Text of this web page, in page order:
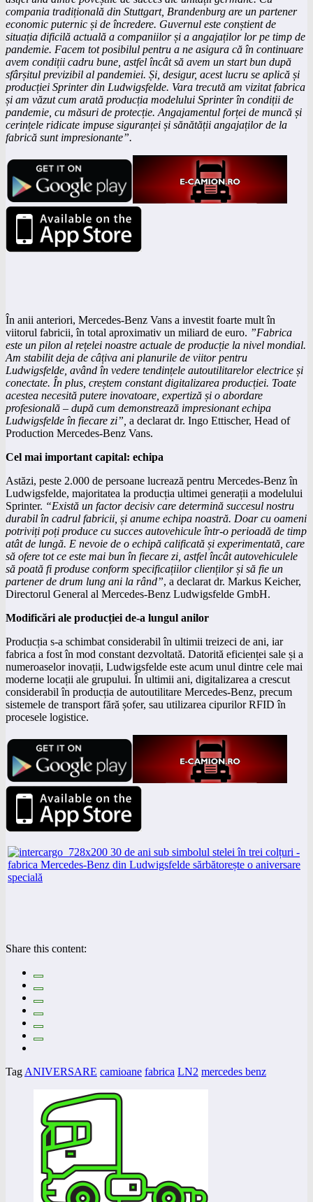
compania tradițională din Stuttgart, Brandenburg are un partener
economic puternic și de încredere. Guvernul este conștient de
situația dificilă actuală a companiilor și a angajaților lor pe timp de
pandemie. Facem tot posibilul pentru a ne asigura că în continuare
avem condiții cadru bune, astfel încât să avem un start bun după
sfârșitul previzibil al pandemiei. Și, desigur, acest lucru se aplică și
producției Sprinter din Ludwigsfelde. Vara trecută am vizitat fabrica
și am văzut cum arată producția modelului Sprinter în condiții de
pandemie, cu măsuri de protecție. Angajamentul forței de muncă și
cerințele ridicate impuse siguranței și sănătății angajaților de la
fabrică sunt impresionante”.
În anii anteriori, Mercedes-Benz Vans a investit foarte mult în
viitorul fabricii, în total aproximativ un miliard de euro. ”Fabrica
este un pilon al rețelei noastre actuale de producție la nivel mondial.
Am stabilit deja de câțiva ani planurile de viitor pentru
Ludwigsfelde, având în vedere tendințele autoutilitarelor electrice și
conectate. În plus, creștem constant digitalizarea producției. Toate
acestea necesită putere inovatoare, expertiză și o abordare
profesională – după cum demonstrează impresionant echipa
Ludwigsfelde în fiecare zi”, a declarat dr. Ingo Ettischer, Head of
Production Mercedes-Benz Vans.
Cel mai important capital: echipa
Astăzi, peste 2.000 de persoane lucrează pentru Mercedes-Benz în
Ludwigsfelde, majoritatea la producția ultimei generații a modelului
Sprinter. “Există un factor decisiv care determină succesul nostru
durabil în cadrul fabricii, și anume echipa noastră. Doar cu oameni
potriviți poți produce cu succes autovehicule într-o perioadă de timp
atât de lungă. E nevoie de o echipă calificată și experimentată, care
să ofere tot ce este mai bun în fiecare zi, astfel încât autovehiculele
să poată fi produse conform specificațiilor clienților și să fie un
partener de drum lung ani la rând”, a declarat dr. Markus Keicher,
Directorul General al Mercedes-Benz Ludwigsfelde GmbH.
Modificări ale producției de-a lungul anilor
Producția s-a schimbat considerabil în ultimii treizeci de ani, iar
fabrica a fost în mod constant dezvoltată. Datorită eficienței sale și a
numeroaselor inovații, Ludwigsfelde este acum unul dintre cele mai
moderne locații ale grupului. În ultimii ani, digitalizarea a crescut
considerabil în producția de autoutilitare Mercedes-Benz, precum
sistemele de transport fără șofer, sau utilizarea cipurilor RFID în
procesele logistice.
Share this content:
Tag ANIVERSARE camioane fabrica LN2 mercedes benz